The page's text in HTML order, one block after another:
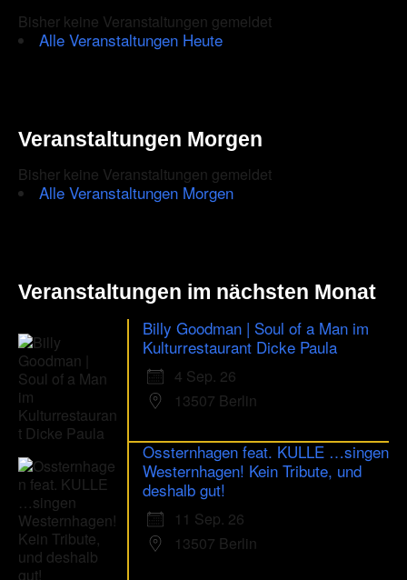
to
are
human.
Bisher keine Veranstaltungen gemeldet
Alle Veranstaltungen Heute
Veranstaltungen Morgen
Bisher keine Veranstaltungen gemeldet
Alle Veranstaltungen Morgen
Veranstaltungen im nächsten Monat
Billy Goodman | Soul of a Man im
Kulturrestaurant Dicke Paula
4 Sep. 26
13507 Berlin
Ossternhagen feat. KULLE …singen
Westernhagen! Kein Tribute, und
deshalb gut!
11 Sep. 26
13507 Berlin